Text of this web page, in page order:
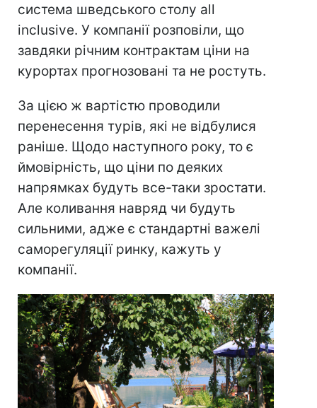
система шведського столу all
inclusive. У компанії розповіли, що
завдяки річним контрактам ціни на
курортах прогнозовані та не ростуть.
За цією ж вартістю проводили
перенесення турів, які не відбулися
раніше. Щодо наступного року, то є
ймовірність, що ціни по деяких
напрямках будуть все-таки зростати.
Але коливання навряд чи будуть
сильними, адже є стандартні важелі
саморегуляції ринку, кажуть у
компанії.